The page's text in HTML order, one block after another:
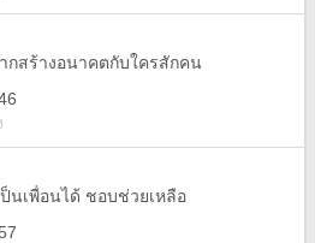
กสร้างอนาคตกับใครสักคน
ป็นเพื่อนได้ ชอบช่วยเหลือ